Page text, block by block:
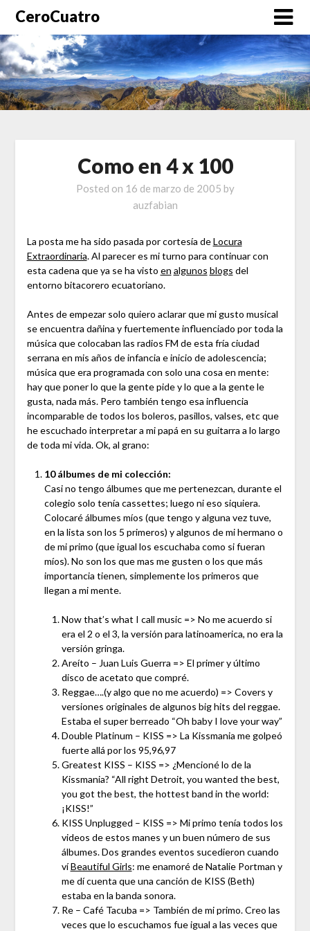
CeroCuatro
Como en 4 x 100
Posted on 16 de marzo de 2005 by
auzfabian
La posta me ha sido pasada por cortesía deLocura
Extraordinaria. Al parecer es mi turno para continuar con
esta cadena que ya se ha visto en algunos blogs del
entorno bitacorero ecuatoriano.
Antes de empezar solo quiero aclarar que mi gusto musical
se encuentra dañina y fuertemente influenciado por toda la
música que colocaban las radios FM de esta fría ciudad
serrana en mis años de infancia e inicio de adolescencia;
música que era programada con solo una cosa en mente:
hay que poner lo que la gente pide y lo que a la gente le
gusta, nada más. Pero también tengo esa influencia
incomparable de todos los boleros, pasillos, valses, etc que
he escuchado interpretar a mi papá en su guitarra a lo largo
de toda mi vida. Ok, al grano:
10 álbumes de mi colección:
Casi no tengo álbumes que me pertenezcan, durante el
colegio solo tenía cassettes; luego ni eso siquiera.
Colocaré álbumes míos (que tengo y alguna vez tuve,
en la lista son los 5 primeros) y algunos de mi hermano o
de mi primo (que igual los escuchaba como si fueran
míos). No son los que mas me gusten o los que más
importancia tienen, simplemente los primeros que
llegan a mi mente.
Now that’s what I call music => No me acuerdo si
era el 2 o el 3, la versión para latinoamerica, no era la
versión gringa.
Areíto – Juan Luis Guerra => El primer y último
disco de acetato que compré.
Reggae….(y algo que no me acuerdo) => Covers y
versiones originales de algunos big hits del reggae.
Estaba el super berreado “Oh baby I love your way”
Double Platinum – KISS => La Kissmania me golpeó
fuerte allá por los 95,96,97
Greatest KISS – KISS => ¿Mencioné lo de la
Kissmania? “All right Detroit, you wanted the best,
you got the best, the hottest band in the world:
¡KISS!”
KISS Unplugged – KISS => Mi primo tenía todos los
videos de estos manes y un buen número de sus
álbumes. Dos grandes eventos sucedieron cuando
víBeautiful Girls: me enamoré de Natalie Portman y
me dí cuenta que una canción de KISS (Beth)
estaba en la banda sonora.
Re – Café Tacuba => También de mi primo. Creo las
veces que lo escuchamos fue igual a las veces que